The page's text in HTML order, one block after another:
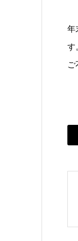
年
す
ご